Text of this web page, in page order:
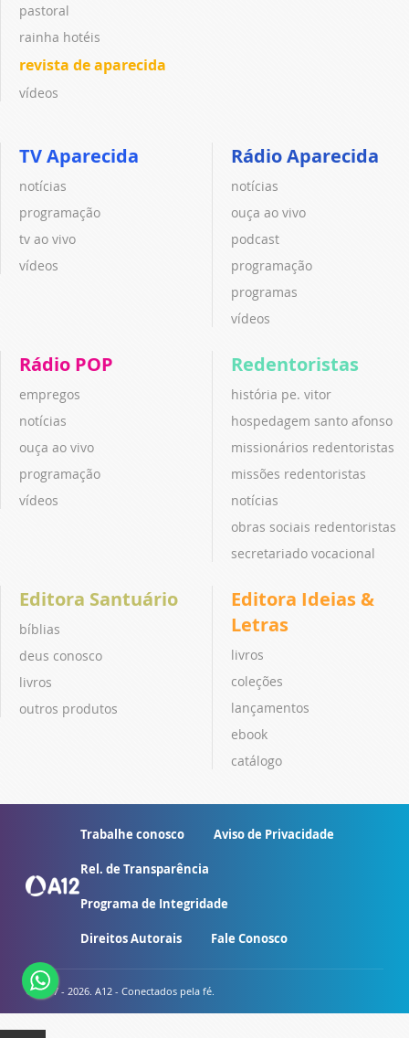
pastoral
rainha hotéis
revista de aparecida
vídeos
TV Aparecida
notícias
programação
tv ao vivo
vídeos
Rádio Aparecida
notícias
ouça ao vivo
podcast
programação
programas
vídeos
Rádio POP
empregos
notícias
ouça ao vivo
programação
vídeos
Redentoristas
história pe. vitor
hospedagem santo afonso
missionários redentoristas
missões redentoristas
notícias
obras sociais redentoristas
secretariado vocacional
Editora Santuário
bíblias
deus conosco
livros
outros produtos
Editora Ideias &
Letras
livros
coleções
lançamentos
ebook
catálogo
Trabalhe conosco Aviso de Privacidade
Rel. de Transparência
Programa de Integridade
Direitos Autorais Fale Conosco
© 2007 - 2026. A12 - Conectados pela fé.